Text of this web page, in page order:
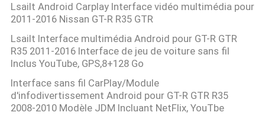
Lsailt Android Carplay Interface vidéo multimédia pour
2011-2016 Nissan GT-R R35 GTR
Lsailt Interface multimédia Android pour GT-R GTR
R35 2011-2016 Interface de jeu de voiture sans fil
Inclus YouTube, GPS,8+128 Go
Interface sans fil CarPlay/Module
d'infodivertissement Android pour GT-R GTR R35
2008-2010 Modèle JDM Incluant NetFlix, YouTbe